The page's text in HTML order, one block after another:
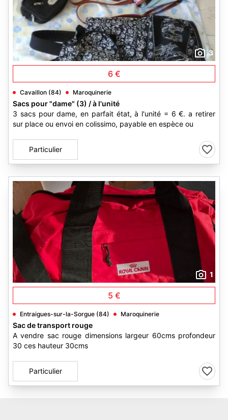
3
6 €
Cavaillon (84) Maroquinerie
Sacs pour "dame" (3) / à l'unité
3 sacs pour dame, en parfait état, à l'unité = 6 €. a retirer
sur place ou envoi en colissimo, payable en espèce ou
Particulier
1
5 €
Entraigues-sur-la-Sorgue (84) Maroquinerie
Sac de transport rouge
A vendre sac rouge dimensions largeur 60cms profondeur
30 ces hauteur 30cms
Particulier